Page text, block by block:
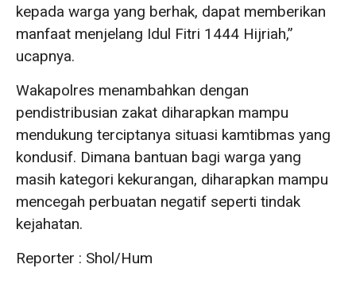
kepada warga yang berhak, dapat memberikan
manfaat menjelang Idul Fitri 1444 Hijriah,”
ucapnya.
Wakapolres menambahkan dengan
pendistribusian zakat diharapkan mampu
mendukung terciptanya situasi kamtibmas yang
kondusif. Dimana bantuan bagi warga yang
masih kategori kekurangan, diharapkan mampu
mencegah perbuatan negatif seperti tindak
kejahatan.
Reporter : Shol/Hum